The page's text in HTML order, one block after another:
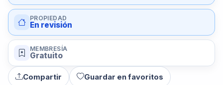
PROPIEDAD
En revisión
MEMBRESÍA
Gratuito
Compartir Guardar en favoritos